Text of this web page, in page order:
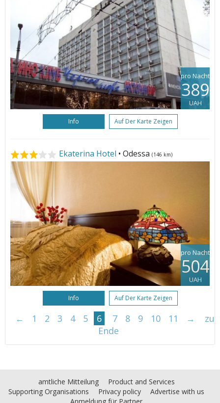
pro Nacht
389
UAH
Info Auf Der Karte Zeigen
Ekaterina Hotel • Odessa (146 km)
pro Nacht
504
UAH
Info Auf Der Karte Zeigen
← 1 2 3 4 5 6 7 8 9 10 11 →
zu
Ende
amtliche Mitteilung
Product and Services
Supporting Organisations
Privacy policy
Advertise with us
Anmeldung für Partner